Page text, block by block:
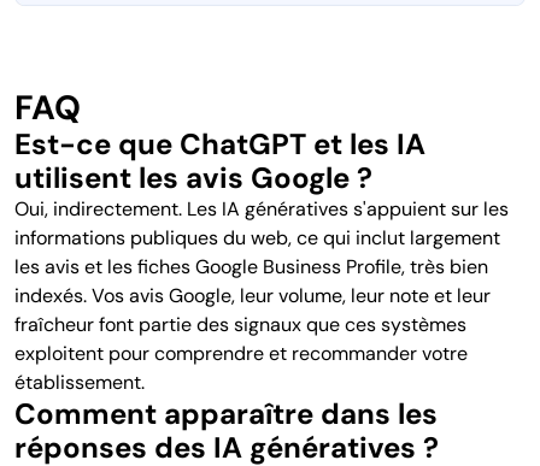
FAQ
Est-ce que ChatGPT et les IA
utilisent les avis Google ?
Oui, indirectement. Les IA génératives s'appuient sur les
informations publiques du web, ce qui inclut largement
les avis et les fiches Google Business Profile, très bien
indexés. Vos avis Google, leur volume, leur note et leur
fraîcheur font partie des signaux que ces systèmes
exploitent pour comprendre et recommander votre
établissement.
Comment apparaître dans les
réponses des IA génératives ?